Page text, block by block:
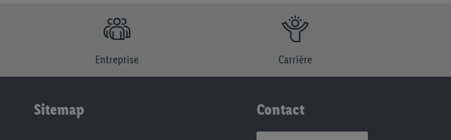
Entreprise Carrière
Sitemap Contact